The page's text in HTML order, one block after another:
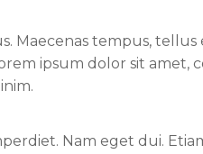
Maecenas tempus,
ipsum dolor sit
Nam eget dui.